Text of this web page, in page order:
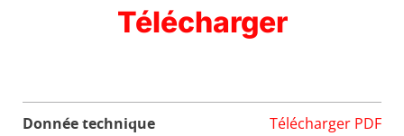
Télécharger
Donnée technique Télécharger PDF